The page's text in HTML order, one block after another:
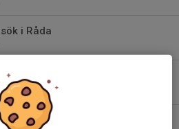
i Råda
klubbkläder är öppen!